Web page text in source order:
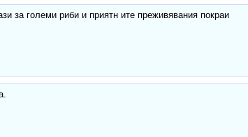
за големи риби и приятн ите преживявания покраи